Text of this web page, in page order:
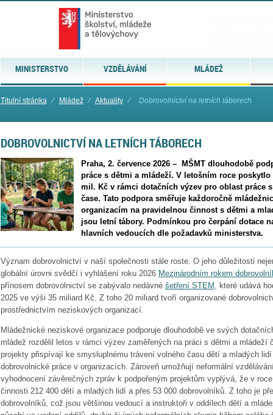
MINISTERSTVO VZDĚLÁVÁNÍ MLÁDEŽ
Titulní stránka ⁄ Mládež ⁄ Aktuality ⁄ Dobrovolnictví na letních táborech
DOBROVOLNICTVÍ NA LETNÍCH TÁBORECH
Praha, 2. července 2026 – MŠMT dlouhodobě
práce s dětmi a mládeží. V letošním roce
mil. Kč v rámci dotačních výzev pro oblast práce
čase. Tato podpora směřuje každoročně
organizacím na pravidelnou činnost s dětmi a
jsou letní tábory. Podmínkou pro čerpání dotace
hlavních vedoucích dle požadavků ministerstva.
Význam dobrovolnictví v naší společnosti stále roste. O jeho důležitosti
globální úrovni svědčí i vyhlášení roku 2026 Mezinárodním rokem
přínosem dobrovolnictví se zabývalo nedávné šetření STEM , které udává
2025 ve výši 35 miliard Kč. Z toho 20 miliard tvoří organizované
prostřednictvím neziskových organizací.
Mládežnické neziskové organizace podporuje dlouhodobě ve svých
mládež rozdělil letos v rámci výzev zaměřených na práci s dětmi a mládeží
projekty přispívají ke smysluplnému trávení volného času dětí a mladých
dobrovolnické práce v organizacích. Zároveň umožňují neformální
vyhodnocení závěrečných zpráv k podpořeným projektům vyplývá, že v
činnosti 212 400 dětí a mladých lidí a přes 53 000 dobrovolníků. Z toho je
dobrovolníků, což jsou většinou vedoucí a instruktoři v oddílech dětí a